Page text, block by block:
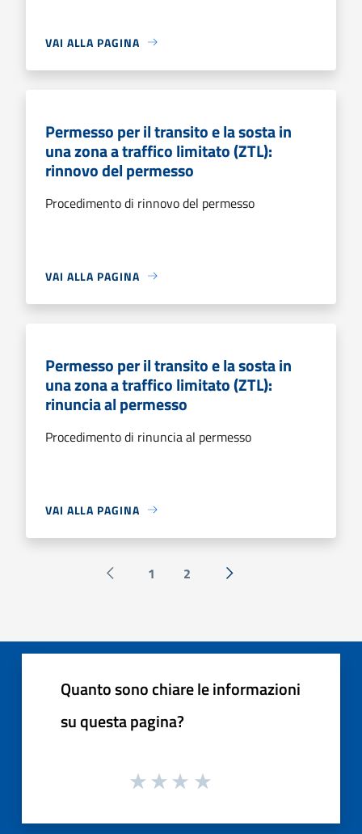
VAI ALLA PAGINA
Permesso per il transito e la sosta in
una zona a traffico limitato (ZTL):
rinnovo del permesso
Procedimento di rinnovo del permesso
VAI ALLA PAGINA
Permesso per il transito e la sosta in
una zona a traffico limitato (ZTL):
rinuncia al permesso
Procedimento di rinuncia al permesso
VAI ALLA PAGINA
Pagina precedente
1 2 Successiva »
Quanto sono chiare le informazioni
su questa pagina?